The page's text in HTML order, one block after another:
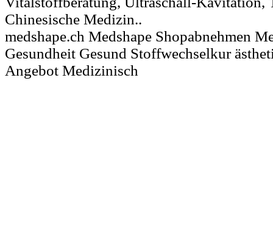
Chinesische Medizin..
medshape.ch Medshape Shopabnehmen
Gesundheit Gesund Stoffwechselkur
Angebot Medizinisch